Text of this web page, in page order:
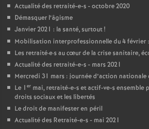
Actualité des retraité-e-s - octobre 2020
Démasquer l’âgisme
Janvier 2021 : la santé, surtout!
Mobilisation interprofessionnelle du 4 février
Les retraité·e·s au cœur de la crise sanitaire,
Actualité des retraité-e-s - mars 2021
Mercredi 31 mars : journée d’action
Le 1 er mai, retraité-e-s et actif-ve-s ensemble
droits sociaux et les libertés
Le droit de manifester en péril
Actualité des Retraité-e-s - mai 2021